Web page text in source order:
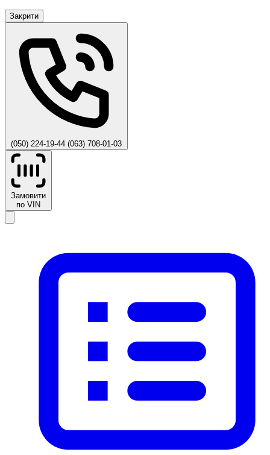
Закрити
(050) 224-19-44 (063) 708-01-03
Замовити
по VIN